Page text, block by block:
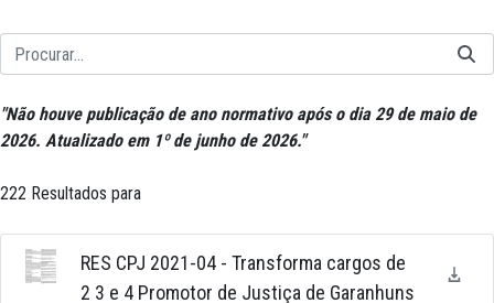
"Não houve publicação de ano normativo após o dia 29 de maio de
2026. Atualizado em 1º de junho de 2026."
222 Resultados para
RES CPJ 2021-04 - Transforma cargos de
2 3 e 4 Promotor de Justiça de Garanhuns